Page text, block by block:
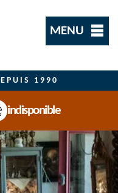
MENU
1990
indisponible